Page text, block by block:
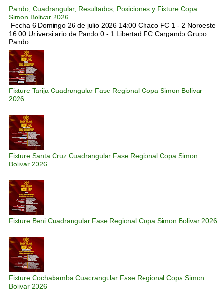
Pando, Cuadrangular, Resultados, Posiciones y Fixture Copa
Simon Bolivar 2026
Fecha 6 Domingo 26 de julio 2026 14:00 Chaco FC 1 - 2 Noroeste
16:00 Universitario de Pando 0 - 1 Libertad FC Cargando Grupo
Pando.. ...
Fixture Tarija Cuadrangular Fase Regional Copa Simon Bolivar
2026
Fixture Santa Cruz Cuadrangular Fase Regional Copa Simon
Bolivar 2026
Fixture Beni Cuadrangular Fase Regional Copa Simon Bolivar 2026
Fixture Cochabamba Cuadrangular Fase Regional Copa Simon
Bolivar 2026